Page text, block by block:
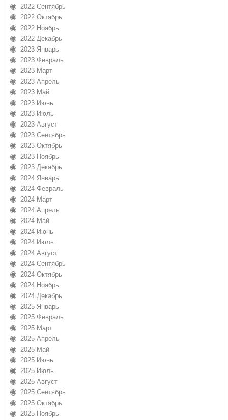
2022 Сентябрь
2022 Октябрь
2022 Ноябрь
2022 Декабрь
2023 Январь
2023 Февраль
2023 Март
2023 Апрель
2023 Май
2023 Июнь
2023 Июль
2023 Август
2023 Сентябрь
2023 Октябрь
2023 Ноябрь
2023 Декабрь
2024 Январь
2024 Февраль
2024 Март
2024 Апрель
2024 Май
2024 Июнь
2024 Июль
2024 Август
2024 Сентябрь
2024 Октябрь
2024 Ноябрь
2024 Декабрь
2025 Январь
2025 Февраль
2025 Март
2025 Апрель
2025 Май
2025 Июнь
2025 Июль
2025 Август
2025 Сентябрь
2025 Октябрь
2025 Ноябрь